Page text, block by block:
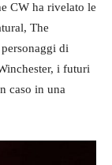
CW ha rivelato le
The
di
i futuri
caso in una